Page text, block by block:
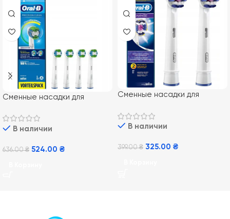
Сменные насадки для
Oral-B EB20 Precision Clean
4 штВ наличии
636.00₴ 524.00 ₴
Сменные насадки для
Oral-B EB18 3D White 2 шт
В наличии
399.00₴ 325.00 ₴